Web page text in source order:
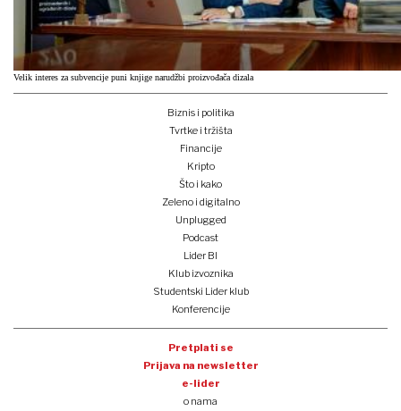
Velik interes za subvencije puni knjige narudžbi proizvođača dizala
Biznis i politika
Tvrtke i tržišta
Financije
Kripto
Što i kako
Zeleno i digitalno
Unplugged
Podcast
Lider BI
Klub izvoznika
Studentski Lider klub
Konferencije
Pretplati se
Prijava na newsletter
e-lider
o nama